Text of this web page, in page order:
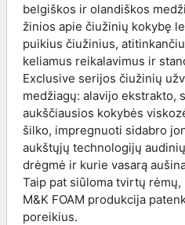
belgiškos ir olandiškos
žinios apie čiužinių kokybę
puikius čiužinius,
keliamus reikalavimus ir
Exclusive serijos čiužinių
medžiagų: alavijo ekstrakto,
aukščiausios kokybės
šilko, impregnuoti sidabro
aukštųjų technologijų
drėgmė ir kurie vasarą
Taip pat siūloma tvirtų
M&K FOAM produkcija
poreikius.